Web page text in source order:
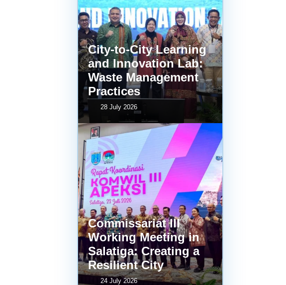
City-to-City Learning
and Innovation Lab:
Waste Management
Practices
28 July 2026
Commissariat III
Working Meeting in
Salatiga: Creating a
Resilient City
24 July 2026